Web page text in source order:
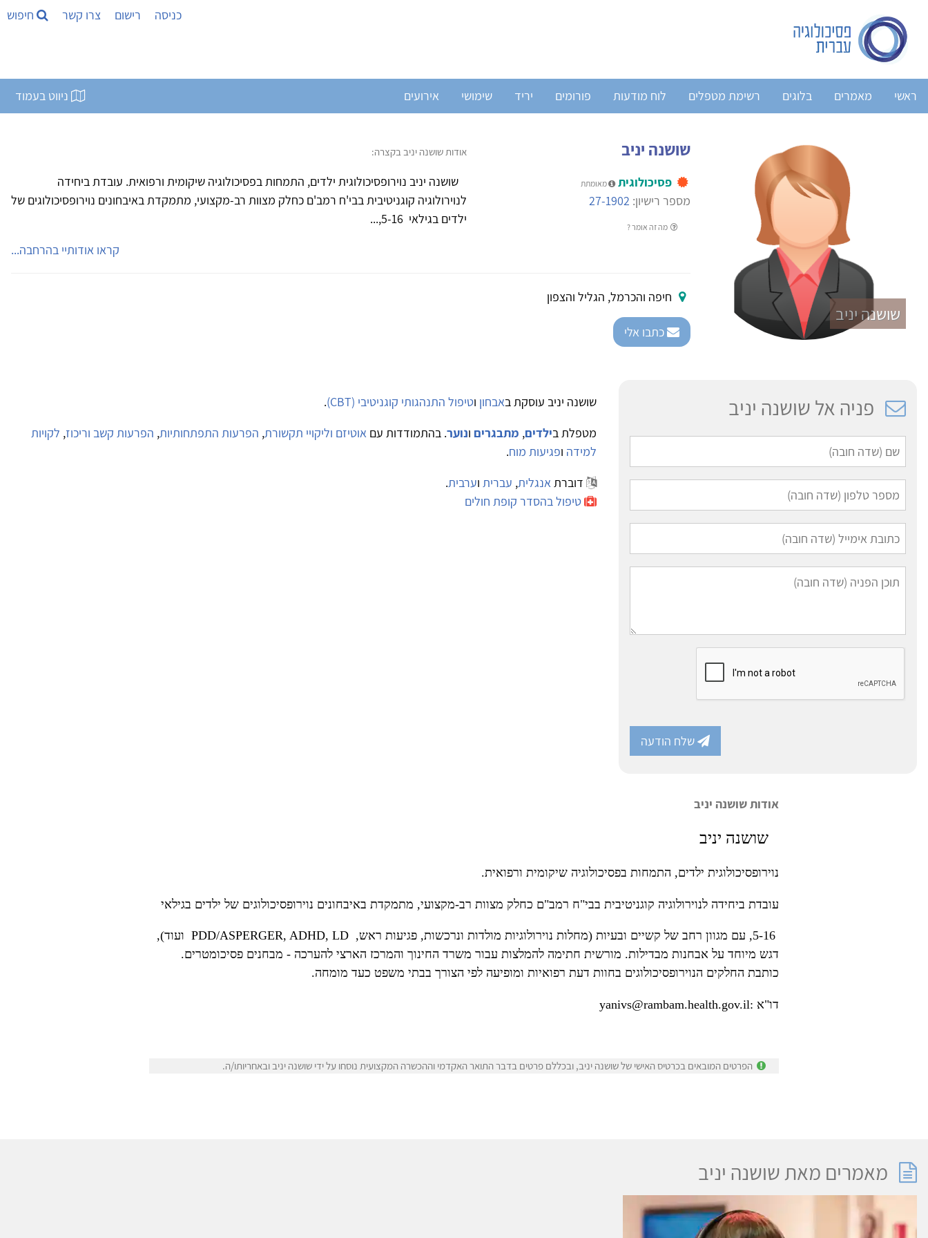
כניסה רישום צרו קשר חיפוש
ראשי מאמרים בלוגים רשימת מטפלים לוח מודעות פורומים יריד שימושי אירועים ניווט בעמוד
שושנה יניב
שושנה יניב
פסיכולוגית מאומתת
מספר רישיון: 27-1902
מה זה אומר ?
אודות שושנה יניב בקצרה:
שושנה יניב נוירופסיכולוגית ילדים, התמחות בפסיכולוגיה שיקומית ורפואית. עובדת ביחידה
לנוירולוגיה קוגניטיבית בבי'ח רמב'ם כחלק מצוות רב-מקצועי, מתמקדת באיבחונים נוירופסיכולוגים של
ילדים בגילאי 5-16,...
קראו אודותיי בהרחבה...
חיפה והכרמל, הגליל והצפון
כתבו אלי
פניה אל שושנה יניב
שלח הודעה
שושנה יניב עוסקת באבחון וטיפול התנהגותי קוגניטיבי (CBT)
.
מטפלת בילדים, מתבגרים ונוער. בהתמודדות עם אוטיזם וליקויי תקשורת, הפרעות התפתחותיות, הפרעות קשב וריכוז, לקויות
למידה ופגיעות מוח.
דוברתאנגלית, עברית וערבית.
טיפול בהסדר קופת חולים
אודות שושנה יניב
שושנה יניב
נוירופסיכולוגית ילדים, התמחות בפסיכולוגיה שיקומית ורפואית.
עובדת ביחידה לנוירולוגיה קוגניטיבית בבי"ח רמב"ם כחלק מצוות רב-מקצועי, מתמקדת באיבחונים נוירופסיכולוגים של ילדים בגילאי
5-16, עם מגוון רחב של קשיים ובעיות (מחלות נוירולוגיות מולדות ונרכשות, פגיעות ראש, PDD/ASPERGER, ADHD, LD ועוד),
דגש מיוחד על אבחנות מבדילות. מורשית חתימה להמלצות עבור משרד החינוך והמרכז הארצי להערכה - מבחנים פסיכומטרים.
כותבת החלקים הנוירופסיכולוגים בחוות דעת רפואיות ומופיעה לפי הצורך בבתי משפט כעד מומחה.
דו"א :yanivs@rambam.health.gov.il
הפרטים המובאים בכרטיס האישי של שושנה יניב, ובכללם פרטים בדבר התואר האקדמי וההכשרה המקצועית נוסחו על ידי שושנה יניב ובאחריותו/ה.
מאמרים מאת שושנה יניב